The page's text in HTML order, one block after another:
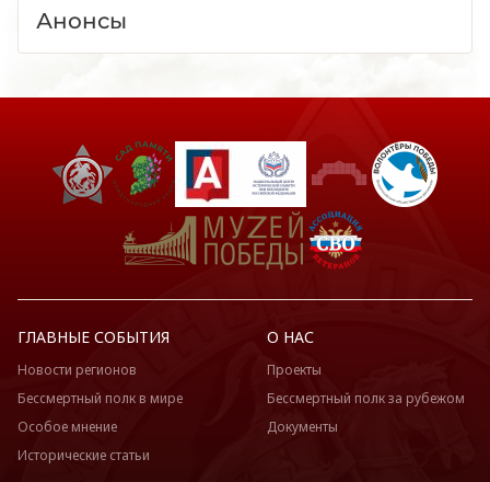
Анонсы
ГЛАВНЫЕ СОБЫТИЯ
Новости регионов
Бессмертный полк в мире
Особое мнение
Исторические статьи
О НАС
Проекты
Бессмертный полк за рубежом
Документы